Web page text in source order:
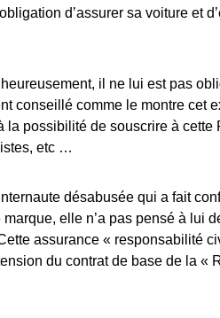
d’assurer sa voiture et
il ne lui est pas
conseillé comme le montre cet
la possibilité de souscrire à cette
etc …
désabusée qui a fait
elle n’a pas pensé à lui
assurance « responsabilité
du contrat de base de la «